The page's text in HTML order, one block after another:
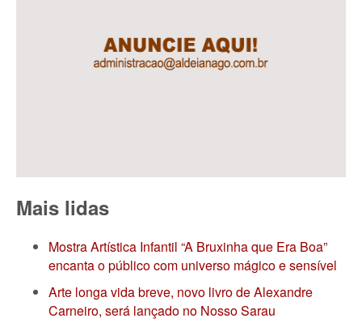
Mais lidas
Mostra Artística Infantil “A Bruxinha que Era Boa”
encanta o público com universo mágico e sensível
Arte longa vida breve, novo livro de Alexandre
Carneiro, será lançado no Nosso Sarau